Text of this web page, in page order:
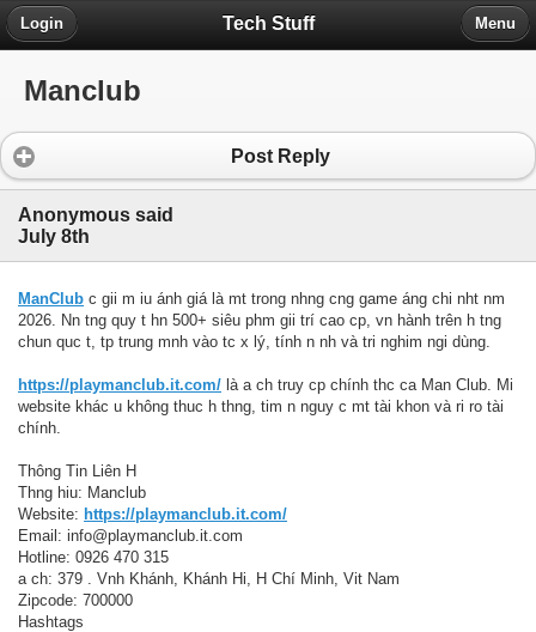
Tech Stuff
Login Menu
Manclub
Post Reply
Anonymous said
July 8th
ManClub c gii m iu ánh giá là mt trong nhng cng game áng chi nht nm
2026. Nn tng quy t hn 500+ siêu phm gii trí cao cp, vn hành trên h tng
chun quc t, tp trung mnh vào tc x lý, tính n nh và tri nghim ngi dùng.
https://playmanclub.it.com/ là a ch truy cp chính thc ca Man Club. Mi
website khác u không thuc h thng, tim n nguy c mt tài khon và ri ro tài
chính.
Thông Tin Liên H
Thng hiu: Manclub
Website: https://playmanclub.it.com/
Email: info@playmanclub.it.com
Hotline: 0926 470 315
a ch: 379 . Vnh Khánh, Khánh Hi, H Chí Minh, Vit Nam
Zipcode: 700000
Hashtags